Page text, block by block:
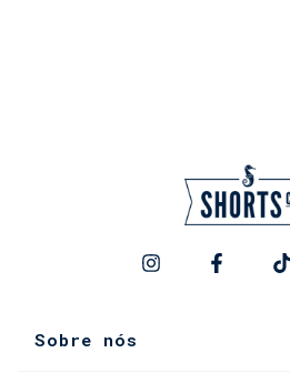
Sobre nós